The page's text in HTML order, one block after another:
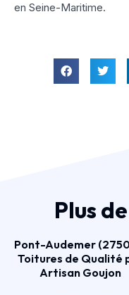
en Seine-Maritime.
Plus
Pont-Audemer
Toitures de Qualité
Artisan Goujon